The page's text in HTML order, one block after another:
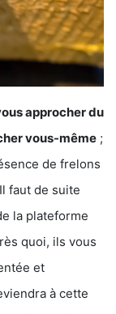
approcher du
vous-même ;
de frelons
faut de suite
la plateforme
quoi, ils vous
et
à cette